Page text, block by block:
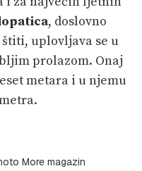
, doslovno
uplovljava se u
prolazom. Onaj
metara i u njemu
More magazin